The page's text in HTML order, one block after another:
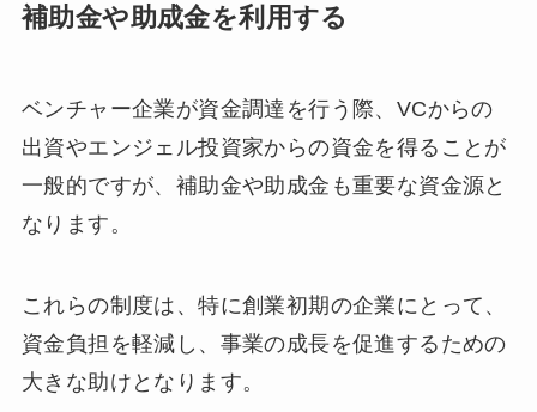
補助金や助成金を利用する
ベンチャー企業が資金調達を行う際、VCからの
出資やエンジェル投資家からの資金を得ることが
一般的ですが、補助金や助成金も重要な資金源と
なります。
これらの制度は、特に創業初期の企業にとって、
資金負担を軽減し、事業の成長を促進するための
大きな助けとなります。